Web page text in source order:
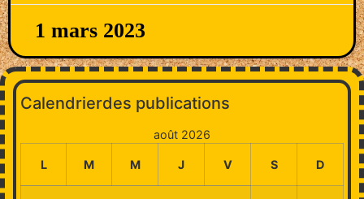
1 mars 2023
Calendrierdes publications
août 2026
L M M J V S D